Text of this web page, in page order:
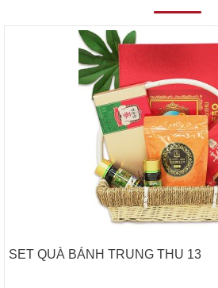
SET QUÀ BÁNH TRUNG THU 13